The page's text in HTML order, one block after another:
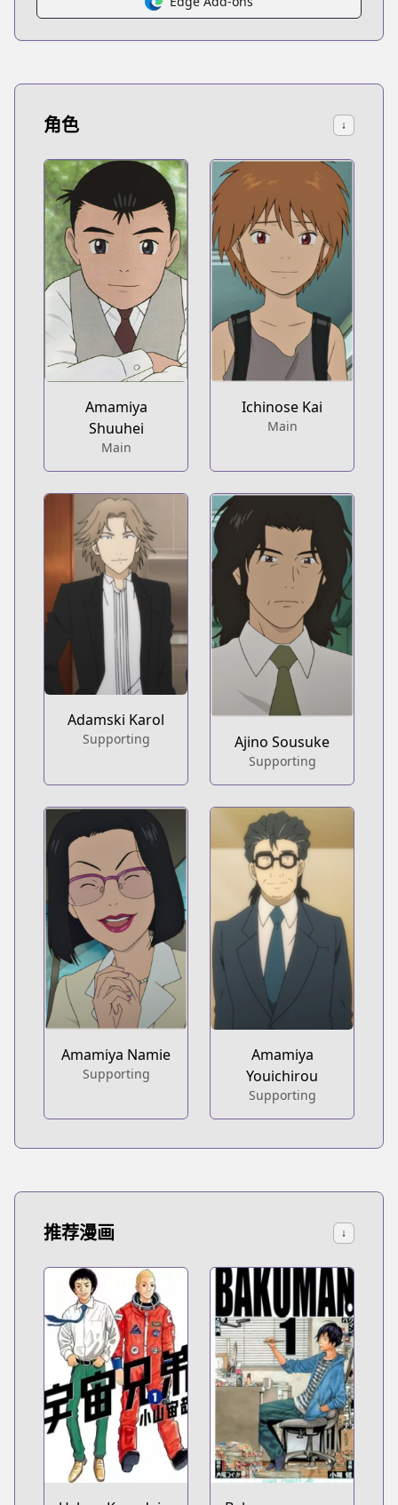
角色 ↓
Amamiya
Shuuhei
Main
Ichinose Kai
Main
Adamski Karol
Supporting Ajino Sousuke
Supporting
Amamiya Namie
Supporting
Amamiya
Youichirou
Supporting
推荐漫画 ↓